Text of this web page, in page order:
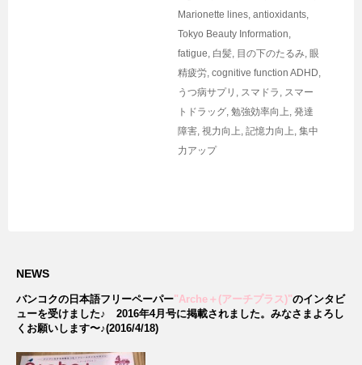
Marionette lines, antioxidants,
Tokyo Beauty Information,
fatigue, 白髪, 目の下のたるみ, 眼
精疲労, cognitive function ADHD,
うつ病サプリ , スマドラ , スマー
トドラッグ, 勉強効率向上, 発達
障害, 視力向上, 記憶力向上, 集中
力アップ
NEWS
バンコクの日本語フリーペーパー"Arche＋(アーチプラス)"のインタビ
ューを受けました♪ 2016年4月号に掲載されました。みなさまよろし
くお願いします〜♪(2016/4/18)